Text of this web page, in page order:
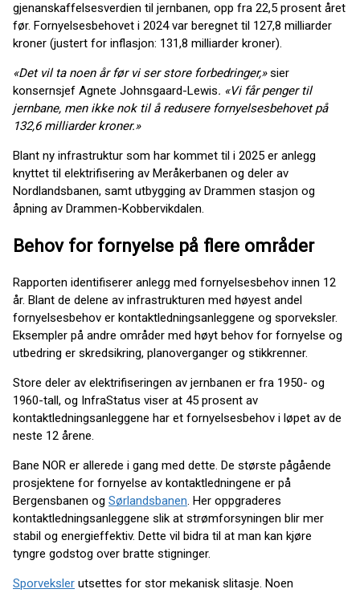
gjenanskaffelsesverdien til jernbanen, opp fra 22,5 prosent året
før. Fornyelsesbehovet i 2024 var beregnet til 127,8 milliarder
kroner (justert for inflasjon: 131,8 milliarder kroner).
«Det vil ta noen år før vi ser store forbedringer,»sier
konsernsjef Agnete Johnsgaard-Lewis. «Vi får penger til
jernbane, men ikke nok til å redusere fornyelsesbehovet på
132,6 milliarder kroner.»
Blant ny infrastruktur som har kommet til i 2025 er anlegg
knyttet til elektrifisering av Meråkerbanen og deler av
Nordlandsbanen, samt utbygging av Drammen stasjon og
åpning av Drammen-Kobbervikdalen.
Behov for fornyelse på flere områder
Rapporten identifiserer anlegg med fornyelsesbehov innen 12
år. Blant de delene av infrastrukturen med høyest andel
fornyelsesbehov er kontaktledningsanleggene og sporveksler.
Eksempler på andre områder med høyt behov for fornyelse og
utbedring er skredsikring, planoverganger og stikkrenner.
Store deler av elektrifiseringen av jernbanen er fra 1950- og
1960-tall, og InfraStatus viser at 45 prosent av
kontaktledningsanleggene har et fornyelsesbehov i løpet av de
neste 12 årene.
Bane NOR er allerede i gang med dette. De største pågående
prosjektene for fornyelse av kontaktledningene er på
Bergensbanen og Sørlandsbanen. Her oppgraderes
kontaktledningsanleggene slik at strømforsyningen blir mer
stabil og energieffektiv. Dette vil bidra til at man kan kjøre
tyngre godstog over bratte stigninger.
Sporveksler utsettes for stor mekanisk slitasje. Noen